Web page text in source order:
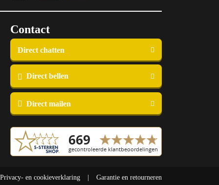
Contact
Direct chatten
Direct bellen
Direct mailen
Privacy- en cookieverklaring Garantie en retourneren